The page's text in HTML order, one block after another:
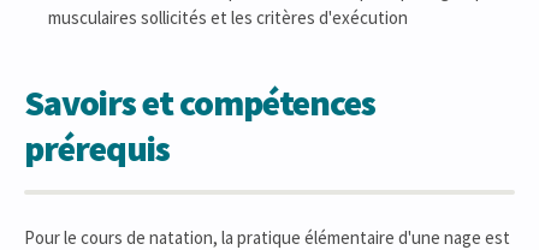
musculaires sollicités et les critères d'exécution
Savoirs et compétences
prérequis
Pour le cours de natation, la pratique élémentaire d'une nage est